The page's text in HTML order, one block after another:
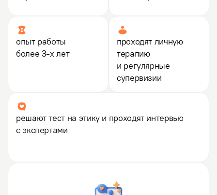
опыт работы
более 3-х лет
проходят личную
терапию
и регулярные
супервизии
решают тест на этику и проходят интервью
с экспертами